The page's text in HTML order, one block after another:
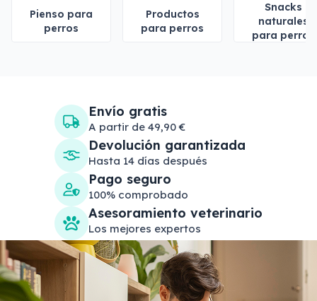
Pienso para
perros
Productos
para perros
Snacks
naturales
para perros
Envío gratis
A partir de 49,90 €
Devolución garantizada
Hasta 14 días después
Pago seguro
100% comprobado
Asesoramiento veterinario
Los mejores expertos